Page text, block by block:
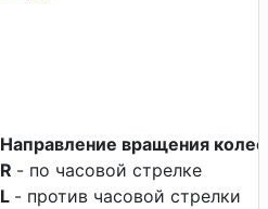
Направление вращения
R - по часовой стрелке
L - против часовой стрелки